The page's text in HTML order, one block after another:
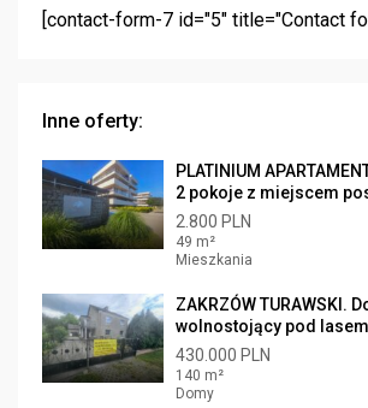
[contact-form-7 id="5" title="Contact
Inne oferty:
PLATINIUM
2 pokoje z miejscem
2.800 PLN
49 m²
Mieszkania
ZAKRZÓW TURAWSKI.
wolnostojący pod
430.000 PLN
140 m²
Domy